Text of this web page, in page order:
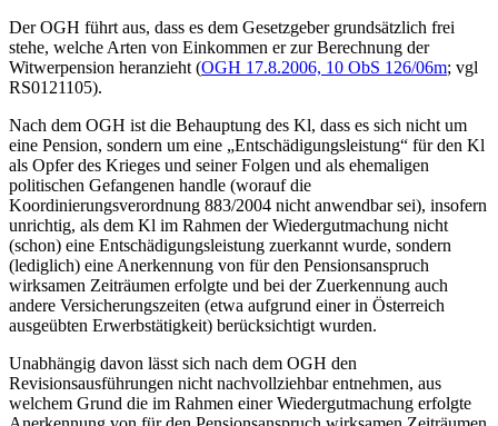
Der OGH führt aus, dass es dem Gesetzgeber grundsätzlich frei
stehe, welche Arten von Einkommen er zur Berechnung der
Witwerpension heranzieht (OGH 17.8.2006, 10 ObS 126/06m; vgl
RS0121105).
Nach dem OGH ist die Behauptung des Kl, dass es sich nicht um
eine Pension, sondern um eine „Entschädigungsleistung“ für den Kl
als Opfer des Krieges und seiner Folgen und als ehemaligen
politischen Gefangenen handle (worauf die
Koordinierungsverordnung 883/2004 nicht anwendbar sei), insofern
unrichtig, als dem Kl im Rahmen der Wiedergutmachung nicht
(schon) eine Entschädigungsleistung zuerkannt wurde, sondern
(lediglich) eine Anerkennung von für den Pensionsanspruch
wirksamen Zeiträumen erfolgte und bei der Zuerkennung auch
andere Versicherungszeiten (etwa aufgrund einer in Österreich
ausgeübten Erwerbstätigkeit) berücksichtigt wurden.
Unabhängig davon lässt sich nach dem OGH den
Revisionsausführungen nicht nachvollziehbar entnehmen, aus
welchem Grund die im Rahmen einer Wiedergutmachung erfolgte